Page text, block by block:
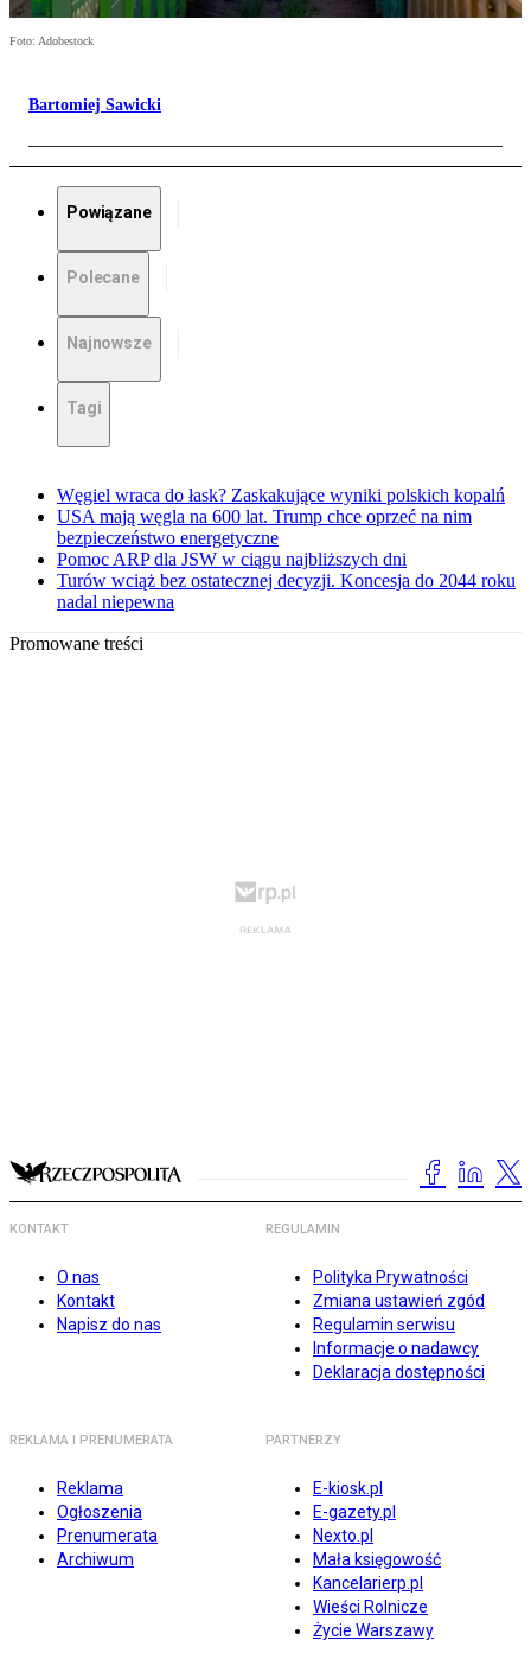
Foto: Adobestock
Bartomiej Sawicki
Powiązane
Polecane
Najnowsze
Tagi
Węgiel wraca do łask? Zaskakujące wyniki polskich kopalń
USA mają węgla na 600 lat. Trump chce oprzeć na nim
bezpieczeństwo energetyczne
Pomoc ARP dla JSW w ciągu najbliższych dni
Turów wciąż bez ostatecznej decyzji. Koncesja do 2044 roku
nadal niepewna
Promowane treści
KONTAKT
O nas
Kontakt
Napisz do nas
REGULAMIN
Polityka Prywatności
Zmiana ustawień zgód
Regulamin serwisu
Informacje o nadawcy
Deklaracja dostępności
REKLAMA I PRENUMERATA
Reklama
Ogłoszenia
Prenumerata
Archiwum
PARTNERZY
E-kiosk.pl
E-gazety.pl
Nexto.pl
Mała księgowość
Kancelarierp.pl
Wieści Rolnicze
Życie Warszawy